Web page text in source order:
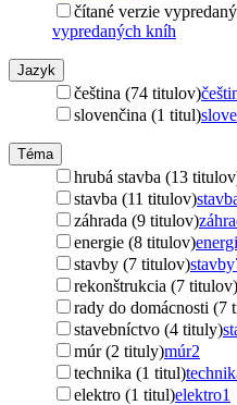
čítané verzie
vypredaných kníh
Jazyk
čeština (74 titulov)
slovenčina (1 titul)
Téma
hrubá stavba (13
stavba (11 titulov)
záhrada (9 titulov)
energie (8 titulov)
stavby (7 titulov)stavby
rekonštrukcia (7 titulov)
rady do domácnosti (7
stavebníctvo (4 tituly)
múr (2 tituly)múr2
technika (1 titul)
elektro (1 titul)elektro1